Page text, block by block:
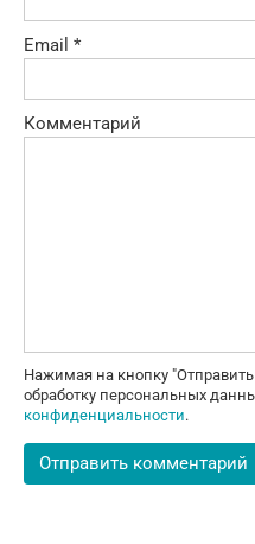
Email *
Комментарий
Нажимая на кнопку
обработку персональных
конфиденциальности.